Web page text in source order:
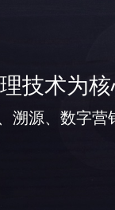
技术为
溯源、数字营